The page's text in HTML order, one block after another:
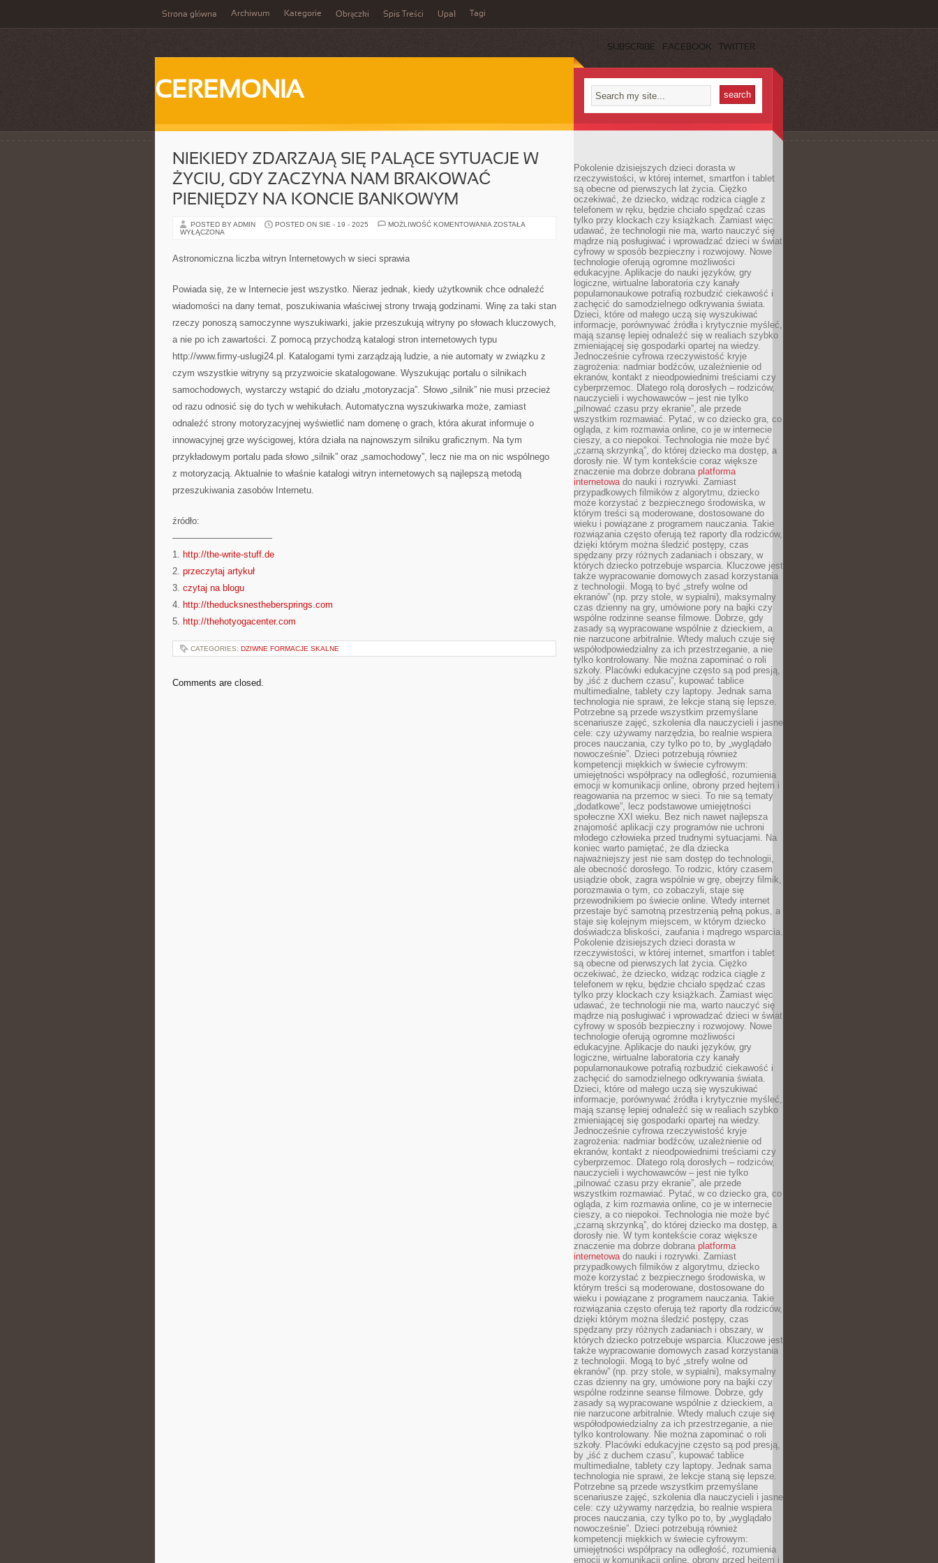
Strona główna Archiwum Kategorie Obrączki Spis Treści Upał Tagi
SUBSCRIBE FACEBOOK TWITTER
CEREMONIA
NIEKIEDY ZDARZAJĄ SIĘ PALĄCE SYTUACJE W
ŻYCIU, GDY ZACZYNA NAM BRAKOWAĆ
PIENIĘDZY NA KONCIE BANKOWYM
POSTED BY ADMIN POSTED ON SIE - 19 - 2025 MOŻLIWOŚĆ KOMENTOWANIA NIEKIEDY
ZACZYNA
NAM
PIENIĘDZY
KONCIE
ZOSTAŁA
WYŁĄCZONA
Astronomiczna liczba witryn Internetowych w sieci sprawia
Powiada się, że w Internecie jest wszystko. Nieraz jednak, kiedy użytkownik chce odnaleźć
wiadomości na dany temat, poszukiwania właściwej strony trwają godzinami. Winę za taki stan
rzeczy ponoszą samoczynne wyszukiwarki, jakie przeszukują witryny po słowach kluczowych,
a nie po ich zawartości. Z pomocą przychodzą katalogi stron internetowych typu
http://www.firmy-uslugi24.pl. Katalogami tymi zarządzają ludzie, a nie automaty w związku z
czym wszystkie witryny są przyzwoicie skatalogowane. Wyszukując portalu o silnikach
samochodowych, wystarczy wstąpić do działu „motoryzacja”. Słowo „silnik” nie musi przecież
od razu odnosić się do tych w wehikułach. Automatyczna wyszukiwarka może, zamiast
odnaleźć strony motoryzacyjnej wyświetlić nam domenę o grach, która akurat informuje o
innowacyjnej grze wyścigowej, która działa na najnowszym silniku graficznym. Na tym
przykładowym portalu pada słowo „silnik” oraz „samochodowy”, lecz nie ma on nic wspólnego
z motoryzacją. Aktualnie to właśnie katalogi witryn internetowych są najlepszą metodą
przeszukiwania zasobów Internetu.
źródło:
———————————
1. http://the-write-stuff.de
2. przeczytaj artykuł
3. czytaj na blogu
4. http://theducksnesthebersprings.com
5. http://thehotyogacenter.com
CATEGORIES: DZIWNE FORMACJE SKALNE
Comments are closed.
Pokolenie dzisiejszych dzieci dorasta w
rzeczywistości, w której internet, smartfon i tablet
są obecne od pierwszych lat życia. Ciężko
oczekiwać, że dziecko, widząc rodzica ciągle z
telefonem w ręku, będzie chciało spędzać czas
tylko przy klockach czy książkach. Zamiast więc
udawać, że technologii nie ma, warto nauczyć się
mądrze nią posługiwać i wprowadzać dzieci w świat
cyfrowy w sposób bezpieczny i rozwojowy. Nowe
technologie oferują ogromne możliwości
edukacyjne. Aplikacje do nauki języków, gry
logiczne, wirtualne laboratoria czy kanały
popularnonaukowe potrafią rozbudzić ciekawość i
zachęcić do samodzielnego odkrywania świata.
Dzieci, które od małego uczą się wyszukiwać
informacje, porównywać źródła i krytycznie myśleć,
mają szansę lepiej odnaleźć się w realiach szybko
zmieniającej się gospodarki opartej na wiedzy.
Jednocześnie cyfrowa rzeczywistość kryje
zagrożenia: nadmiar bodźców, uzależnienie od
ekranów, kontakt z nieodpowiednimi treściami czy
cyberprzemoc. Dlatego rolą dorosłych – rodziców,
nauczycieli i wychowawców – jest nie tylko
„pilnować czasu przy ekranie”, ale przede
wszystkim rozmawiać. Pytać, w co dziecko gra, co
ogląda, z kim rozmawia online, co je w internecie
cieszy, a co niepokoi. Technologia nie może być
„czarną skrzynką”, do której dziecko ma dostęp, a
dorosły nie. W tym kontekście coraz większe
znaczenie ma dobrze dobrana platforma
internetowado nauki i rozrywki. Zamiast
przypadkowych filmików z algorytmu, dziecko
może korzystać z bezpiecznego środowiska, w
którym treści są moderowane, dostosowane do
wieku i powiązane z programem nauczania. Takie
rozwiązania często oferują też raporty dla rodziców,
dzięki którym można śledzić postępy, czas
spędzany przy różnych zadaniach i obszary, w
których dziecko potrzebuje wsparcia. Kluczowe jest
także wypracowanie domowych zasad korzystania
z technologii. Mogą to być „strefy wolne od
ekranów” (np. przy stole, w sypialni), maksymalny
czas dzienny na gry, umówione pory na bajki czy
wspólne rodzinne seanse filmowe. Dobrze, gdy
zasady są wypracowane wspólnie z dzieckiem, a
nie narzucone arbitralnie. Wtedy maluch czuje się
współodpowiedzialny za ich przestrzeganie, a nie
tylko kontrolowany. Nie można zapominać o roli
szkoły. Placówki edukacyjne często są pod presją,
by „iść z duchem czasu”, kupować tablice
multimedialne, tablety czy laptopy. Jednak sama
technologia nie sprawi, że lekcje staną się lepsze.
Potrzebne są przede wszystkim przemyślane
scenariusze zajęć, szkolenia dla nauczycieli i jasne
cele: czy używamy narzędzia, bo realnie wspiera
proces nauczania, czy tylko po to, by „wyglądało
nowocześnie”. Dzieci potrzebują również
kompetencji miękkich w świecie cyfrowym:
umiejętności współpracy na odległość, rozumienia
emocji w komunikacji online, obrony przed hejtem i
reagowania na przemoc w sieci. To nie są tematy
„dodatkowe”, lecz podstawowe umiejętności
społeczne XXI wieku. Bez nich nawet najlepsza
znajomość aplikacji czy programów nie uchroni
młodego człowieka przed trudnymi sytuacjami. Na
koniec warto pamiętać, że dla dziecka
najważniejszy jest nie sam dostęp do technologii,
ale obecność dorosłego. To rodzic, który czasem
usiądzie obok, zagra wspólnie w grę, obejrzy filmik,
porozmawia o tym, co zobaczyli, staje się
przewodnikiem po świecie online. Wtedy internet
przestaje być samotną przestrzenią pełną pokus, a
staje się kolejnym miejscem, w którym dziecko
doświadcza bliskości, zaufania i mądrego wsparcia.
Pokolenie dzisiejszych dzieci dorasta w
rzeczywistości, w której internet, smartfon i tablet
są obecne od pierwszych lat życia. Ciężko
oczekiwać, że dziecko, widząc rodzica ciągle z
telefonem w ręku, będzie chciało spędzać czas
tylko przy klockach czy książkach. Zamiast więc
udawać, że technologii nie ma, warto nauczyć się
mądrze nią posługiwać i wprowadzać dzieci w świat
cyfrowy w sposób bezpieczny i rozwojowy. Nowe
technologie oferują ogromne możliwości
edukacyjne. Aplikacje do nauki języków, gry
logiczne, wirtualne laboratoria czy kanały
popularnonaukowe potrafią rozbudzić ciekawość i
zachęcić do samodzielnego odkrywania świata.
Dzieci, które od małego uczą się wyszukiwać
informacje, porównywać źródła i krytycznie myśleć,
mają szansę lepiej odnaleźć się w realiach szybko
zmieniającej się gospodarki opartej na wiedzy.
Jednocześnie cyfrowa rzeczywistość kryje
zagrożenia: nadmiar bodźców, uzależnienie od
ekranów, kontakt z nieodpowiednimi treściami czy
cyberprzemoc. Dlatego rolą dorosłych – rodziców,
nauczycieli i wychowawców – jest nie tylko
„pilnować czasu przy ekranie”, ale przede
wszystkim rozmawiać. Pytać, w co dziecko gra, co
ogląda, z kim rozmawia online, co je w internecie
cieszy, a co niepokoi. Technologia nie może być
„czarną skrzynką”, do której dziecko ma dostęp, a
dorosły nie. W tym kontekście coraz większe
znaczenie ma dobrze dobrana platforma
internetowado nauki i rozrywki. Zamiast
przypadkowych filmików z algorytmu, dziecko
może korzystać z bezpiecznego środowiska, w
którym treści są moderowane, dostosowane do
wieku i powiązane z programem nauczania. Takie
rozwiązania często oferują też raporty dla rodziców,
dzięki którym można śledzić postępy, czas
spędzany przy różnych zadaniach i obszary, w
których dziecko potrzebuje wsparcia. Kluczowe jest
także wypracowanie domowych zasad korzystania
z technologii. Mogą to być „strefy wolne od
ekranów” (np. przy stole, w sypialni), maksymalny
czas dzienny na gry, umówione pory na bajki czy
wspólne rodzinne seanse filmowe. Dobrze, gdy
zasady są wypracowane wspólnie z dzieckiem, a
nie narzucone arbitralnie. Wtedy maluch czuje się
współodpowiedzialny za ich przestrzeganie, a nie
tylko kontrolowany. Nie można zapominać o roli
szkoły. Placówki edukacyjne często są pod presją,
by „iść z duchem czasu”, kupować tablice
multimedialne, tablety czy laptopy. Jednak sama
technologia nie sprawi, że lekcje staną się lepsze.
Potrzebne są przede wszystkim przemyślane
scenariusze zajęć, szkolenia dla nauczycieli i jasne
cele: czy używamy narzędzia, bo realnie wspiera
proces nauczania, czy tylko po to, by „wyglądało
nowocześnie”. Dzieci potrzebują również
kompetencji miękkich w świecie cyfrowym:
umiejętności współpracy na odległość, rozumienia
emocji w komunikacji online, obrony przed hejtem i